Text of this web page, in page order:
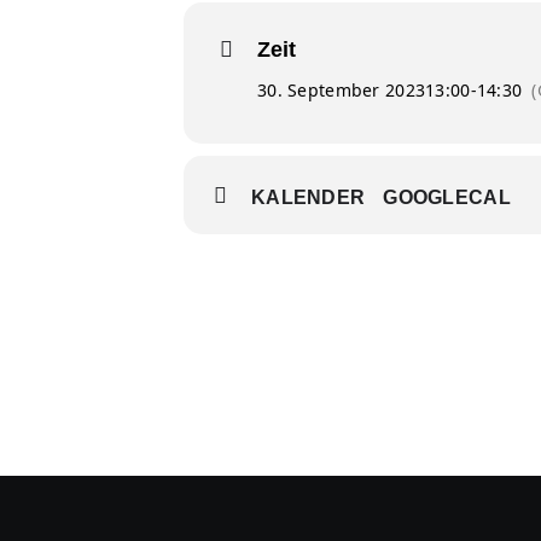
Zeit
30. September 202313:00-14:30
KALENDER GOOGLECAL